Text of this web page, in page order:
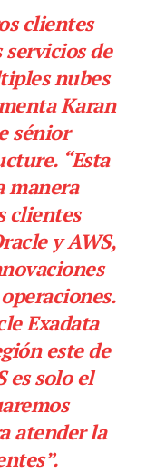
clientes
servicios de
nubes
Karan
sénior
“Esta
manera
clientes
y AWS,
Exadata
este de
es solo el
atender la